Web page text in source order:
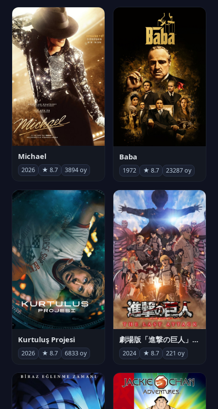
Michael
2026 ★ 8.7 3894 oy
Baba
1972 ★ 8.7 23287 oy
Kurtuluş Projesi
2026 ★ 8.7 6833 oy
劇場版「進撃の巨人」完結編 THE LAST ATTACK
2024 ★ 8.7 221 oy